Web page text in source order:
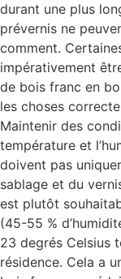
durant une plus
prévernis ne
comment.
impérativement
de bois franc en
les choses
Maintenir des
température et
doivent pas
sablage et du
est plutôt
(45-55 %
23 degrés Celsius
résidence. Cela a